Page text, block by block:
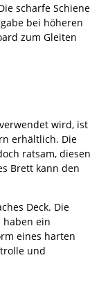
scharfe Schiene
bei höheren
zum Gleiten
wird, ist
erhältlich. Die
ratsam, diesen
Brett kann den
Deck. Die
haben ein
eines harten
und